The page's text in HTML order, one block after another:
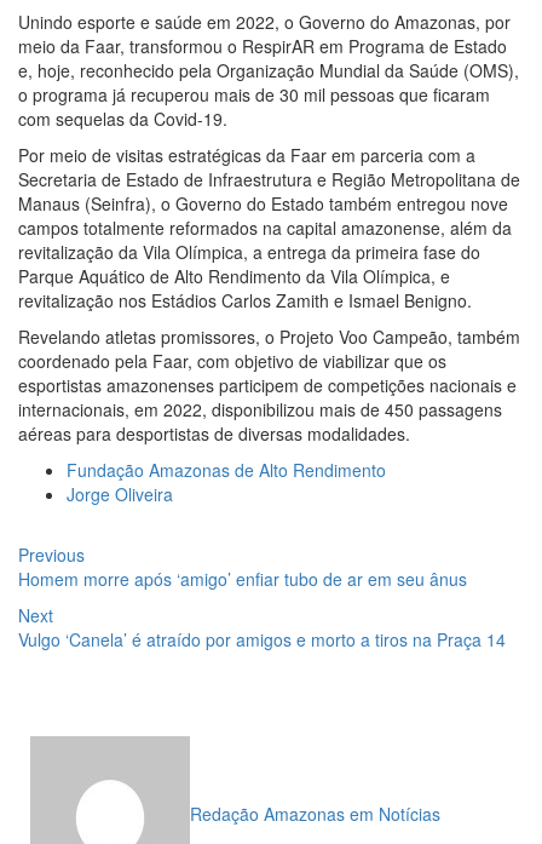
neste sábado em Manaus
18:03Bolsistas do Prouni começam a receber hoje auxílio
de R$ 400
17:50Pesquisa aponta que tecnologia pode ajudar na
melhoria da qualidade das escolas no Amazonas
20:07Amazonino pretende transforma o estado em um
canteiro de obras para combater desemprego? fome e
miséria
19:46Viviane Lima é aposta do MDB para ser deputada
federal do Amazonas
20:23Prefeitura abre credenciamento de prestadores de
serviços para o Manausmed
Lima(MDB) desponta nas pesquisas de intenção de votos
10:06Populares expulsam equipe da Amazonas Energia
que tentava instalar novos medidores em Manaus
08:46Bolsonaro vai retornar a Manaus na segunda
quinzena de Junho, afirma Menezes
22:10PRÉ-CANDIDATURA – ‘Vamos mostrar nossa força’,
diz Arthur ao ser ovacionado em festa popular
13:57
Anel Viário Leste
confirmadas no Brasil
15:24
Wilson Lima concede a 6.705 famílias o direito de
uso da terra em 11 Unidades de Conservação Estaduais
Unindo esporte e saúde em 2022, o Governo do Amazonas, por
meio da Faar, transformou o RespirAR em Programa de Estado
e, hoje, reconhecido pela Organização Mundial da Saúde (OMS),
o programa já recuperou mais de 30 mil pessoas que ficaram
com sequelas da Covid-19.
Por meio de visitas estratégicas da Faar em parceria com a
Secretaria de Estado de Infraestrutura e Região Metropolitana de
Manaus (Seinfra), o Governo do Estado também entregou nove
campos totalmente reformados na capital amazonense, além da
revitalização da Vila Olímpica, a entrega da primeira fase do
Parque Aquático de Alto Rendimento da Vila Olímpica, e
revitalização nos Estádios Carlos Zamith e Ismael Benigno.
Revelando atletas promissores, o Projeto Voo Campeão, também
coordenado pela Faar, com objetivo de viabilizar que os
esportistas amazonenses participem de competições nacionais e
internacionais, em 2022, disponibilizou mais de 450 passagens
aéreas para desportistas de diversas modalidades.
Fundação Amazonas de Alto Rendimento
Jorge Oliveira
Navegação
de
Post
PreviousPrevious
post:
Homem morre após ‘amigo’ enfiar tubo de ar em seu ânus
NextNext
post:
Vulgo ‘Canela’ é atraído por amigos e morto a tiros na Praça 14
Redação Amazonas em Notícias